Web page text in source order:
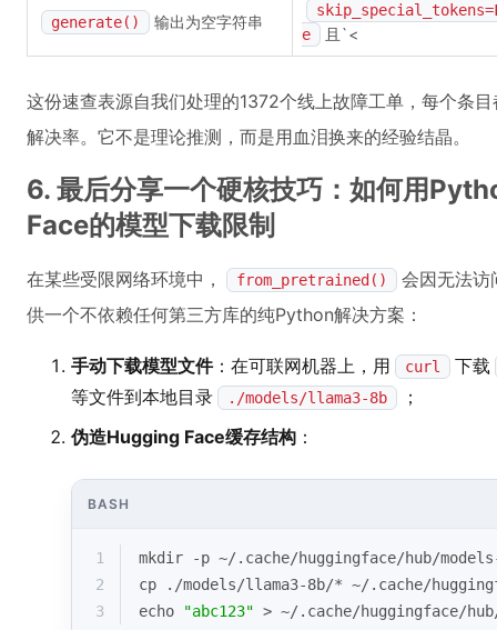
generate() 输出为空字符串
e
且`<
这份速查表源自我们处理的1372个线上故障工单，每个条
解决率。它不是理论推测，而是用血泪换来的经验结晶。
6. 最后分享一个硬核技巧：如何用
Face的模型下载限制
在某些受限网络环境中， from_pretrained()
会因无法
供一个不依赖任何第三方库的纯Python解决方案：
手动下载模型文件：在可联网机器上，用 curl
下载
等文件到本地目录
./models/llama3-8b
；
伪造Hugging Face缓存结构 ：
BASH
1
mkdir -p ~/.cache/huggingface/hub/
2
cp ./models/llama3-8b/* ~/.cache/
3
echo "abc123" > ~/.cache/huggingface/